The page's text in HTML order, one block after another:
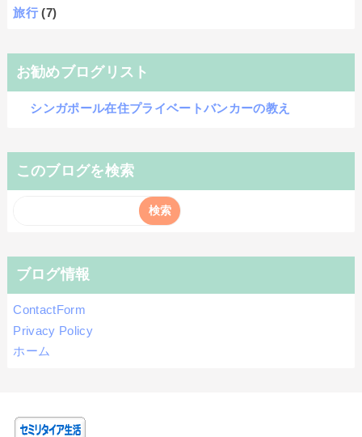
旅行 (7)
お勧めブログリスト
シンガポール在住プライベートバンカーの教え
このブログを検索
ブログ情報
ContactForm
Privacy Policy
ホーム